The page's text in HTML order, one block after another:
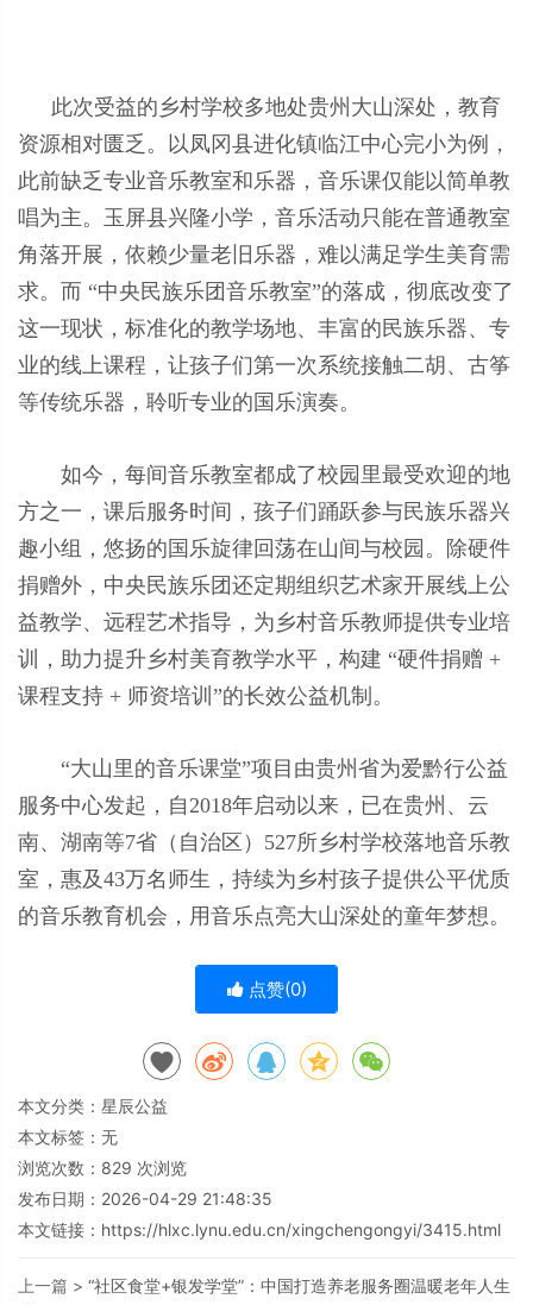
此次受益的乡村学校多地处贵州大山深处，教育
资源相对匮乏。以凤冈县进化镇临江中心完小为例，
此前缺乏专业音乐教室和乐器，音乐课仅能以简单教
唱为主。玉屏县兴隆小学，音乐活动只能在普通教室
角落开展，依赖少量老旧乐器，难以满足学生美育需
求。而 “中央民族乐团音乐教室”的落成，彻底改变了
这一现状，标准化的教学场地、丰富的民族乐器、专
业的线上课程，让孩子们第一次系统接触二胡、古筝
等传统乐器，聆听专业的国乐演奏。
如今，每间音乐教室都成了校园里最受欢迎的地
方之一，课后服务时间，孩子们踊跃参与民族乐器兴
趣小组，悠扬的国乐旋律回荡在山间与校园。除硬件
捐赠外，中央民族乐团还定期组织艺术家开展线上公
益教学、远程艺术指导，为乡村音乐教师提供专业培
训，助力提升乡村美育教学水平，构建 “硬件捐赠 +
课程支持 + 师资培训”的长效公益机制。
“大山里的音乐课堂”项目由贵州省为爱黔行公益
服务中心发起，自2018年启动以来，已在贵州、云
南、湖南等7省（自治区）527所乡村学校落地音乐教
室，惠及43万名师生，持续为乡村孩子提供公平优质
的音乐教育机会，用音乐点亮大山深处的童年梦想。
点赞(0)
本文分类： 星辰公益
本文标签：无
浏览次数： 829 次浏览
发布日期：2026-04-29 21:48:35
本文链接： https://hlxc.lynu.edu.cn/xingchengongyi/3415.html
上一篇 > “社区食堂+银发学堂”：中国打造养老服务圈温暖老年人生